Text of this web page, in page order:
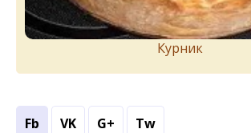
Курник
Fb VK G+ Tw